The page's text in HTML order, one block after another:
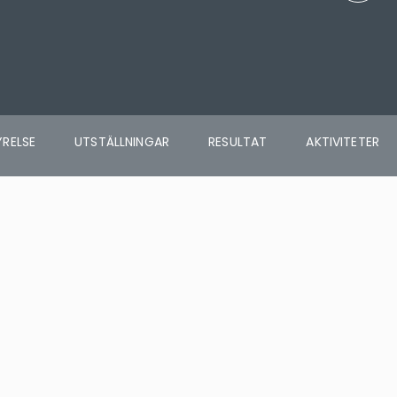
UTSTÄLLNINGAR RESULTAT AKTIVITETER